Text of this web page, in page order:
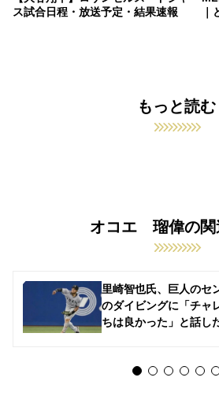
ス試合日程・放送予定・結果速報
もっと読む
オコエ 瑠偉の関
里崎智也氏、巨人のセ
のダイビングに「チャ
ちは良かった」と話し